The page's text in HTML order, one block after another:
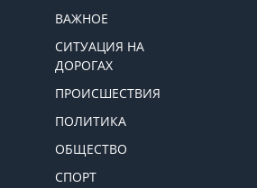
ВАЖНОЕ
СИТУАЦИЯ НА
ДОРОГАХ
ПРОИСШЕСТВИЯ
ПОЛИТИКА
ОБЩЕСТВО
СПОРТ